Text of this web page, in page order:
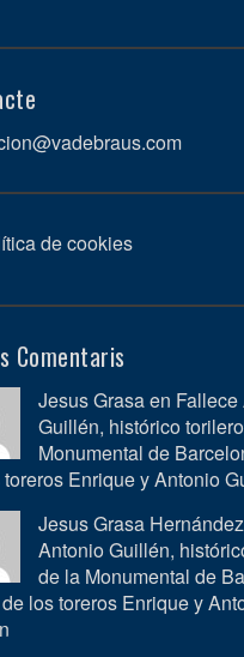
de cookies
Comentaris
Jesus Grasa en
Guillén, histórico
Monumental de
Enrique y Antonio
Jesus Grasa
Antonio Guillén,
de la Monumental de
los toreros Enrique y